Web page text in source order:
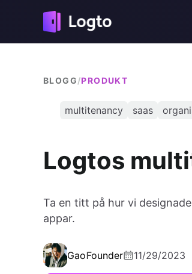
BLOGG/PRODUKT
multitenancy saas
Logtos
Ta en titt på hur vi
appar.
GaoFounder 11/29/2023